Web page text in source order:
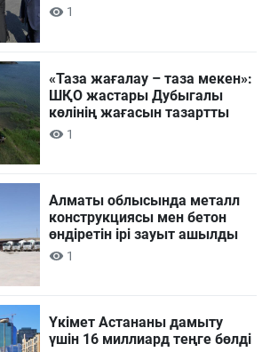
1
«Таза жағалау – таза мекен»:
ШҚО жастары Дубыгалы
көлінің жағасын тазартты
1
Алматы облысында металл
конструкциясы мен бетон
өндіретін ірі зауыт ашылды
1
Үкімет Астананы дамыту
үшін 16 миллиард теңге бөлді